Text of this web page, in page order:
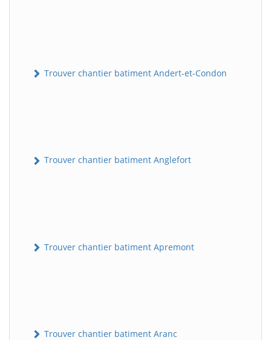
Trouver chantier batiment Andert-et-Condon
Trouver chantier batiment Anglefort
Trouver chantier batiment Apremont
Trouver chantier batiment Aranc